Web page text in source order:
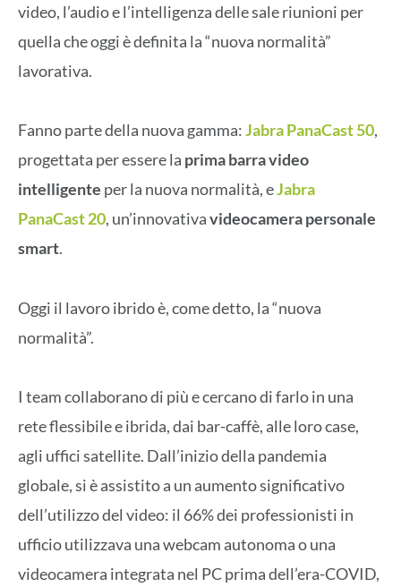
video, l’audio e l’intelligenza delle sale riunioni per
quella che oggi è definita la “nuova normalità”
lavorativa.
Fanno parte della nuova gamma:Jabra PanaCast 50,
progettata per essere la prima barra video
intelligente per la nuova normalità, eJabra
PanaCast 20, un’innovativavideocamera personale
smart.
Oggi il lavoro ibrido è, come detto, la “nuova
normalità”.
I team collaborano di più e cercano di farlo in una
rete flessibile e ibrida, dai bar-caffè, alle loro case,
agli uffici satellite. Dall’inizio della pandemia
globale, si è assistito a un aumento significativo
dell’utilizzo del video: il 66% dei professionisti in
ufficio utilizzava una webcam autonoma o una
videocamera integrata nel PC prima dell’era-COVID,